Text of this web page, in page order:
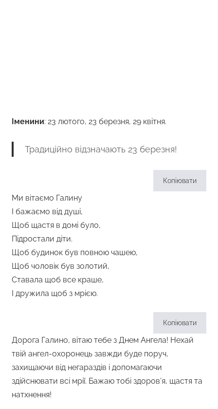
Іменини: 23 лютого, 23 березня, 29 квітня.
Традиційно відзначають 23 березня!
Копіювати
Ми вітаємо Галину
І бажаємо від душі,
Щоб щастя в домі було,
Підростали діти.
Щоб будинок був повною чашею,
Щоб чоловік був золотий,
Ставала щоб все краше,
І дружила щоб з мрією.
Копіювати
Дорога Галино, вітаю тебе з Днем Ангела! Нехай
твій ангел-охоронець завжди буде поруч,
захищаючи від негараздів і допомагаючи
здійснювати всі мрії. Бажаю тобі здоров’я, щастя та
натхнення!